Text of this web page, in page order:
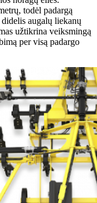
todėl padargą
augalų liekanų
užtikrina veiksmingą
per visą padargo